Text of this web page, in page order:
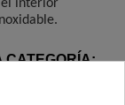
el interior
CATEGORÍA: